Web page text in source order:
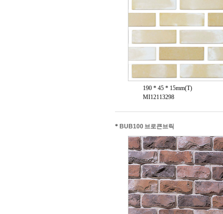
190 * 45 * 15mm(T)
MI12113298
* BUB100 브로큰브릭